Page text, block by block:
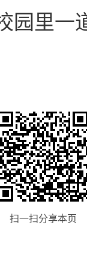
园里一
扫一扫分享本页